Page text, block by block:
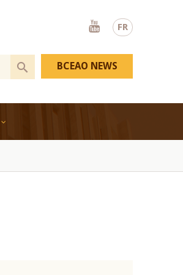
FR
Youtube
BCEAO NEWS